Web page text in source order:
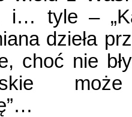
i… tyle –
dzieła
choć nie